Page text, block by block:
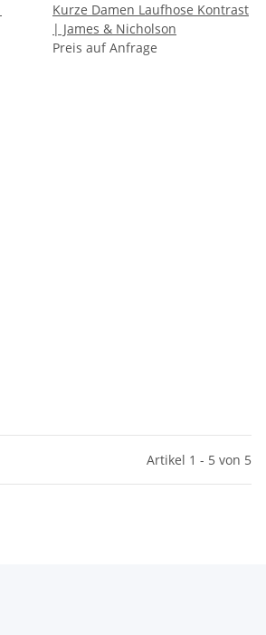
Kurze Damen Laufhose Kontrast
| James & Nicholson
Preis auf Anfrage
Artikel 1 - 5 von 5